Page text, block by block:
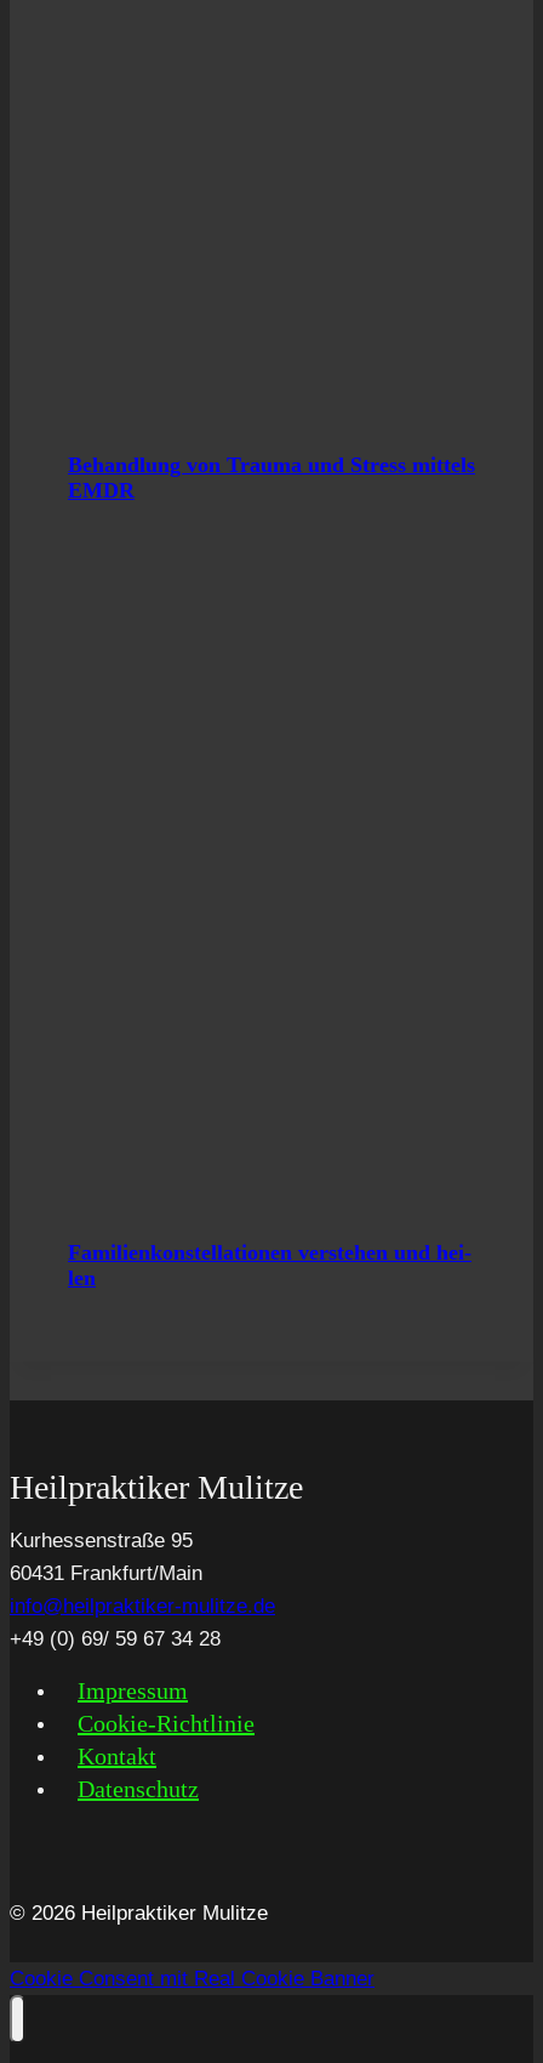
Behand­lung von Trau­ma und Stress mit­tels
EMDR
Fami­li­en­kon­stel­la­tio­nen ver­ste­hen und hei­
len
Heilpraktiker Mulitze
Kurhessenstraße 95
60431 Frankfurt/Main
info@heilpraktiker-mulitze.de
+49 (0) 69/ 59 67 34 28
Impres­sum
Coo­kie-Rich­t­­li­­nie
Kon­takt
Daten­schutz
© 2026 Heilpraktiker Mulitze
Cookie Consent mit Real Cookie Banner